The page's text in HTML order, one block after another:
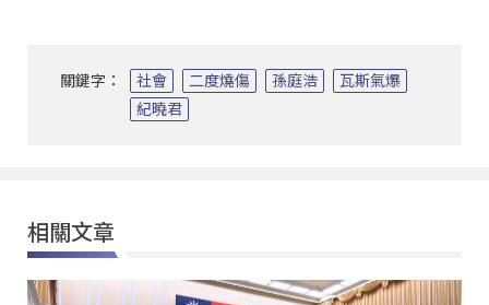
關鍵字： 社會 二度燒傷 孫庭浩
瓦斯氣爆
紀曉君
相關文章